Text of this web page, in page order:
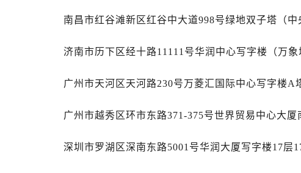
辽宁省抚顺市新抚区东一路劳力士售后服
辽宁省葫芦岛市连山区中央路劳力士售后
辽宁省辽阳市白塔区新运大街劳力士售后
辽宁省铁岭市银州区南马路劳力士售后服
辽宁省沈阳市沈河区中街路137号亨得利名
南昌市红谷滩新区红谷中大道998号绿地双子塔（
济南市历下区经十路11111号华润中心写字楼（万象
广州市天河区天河路230号万菱汇国际中心写字楼A
广州市越秀区环市东路371-375号世界贸易中心大厦
深圳市罗湖区深南东路5001号华润大厦写字楼17层